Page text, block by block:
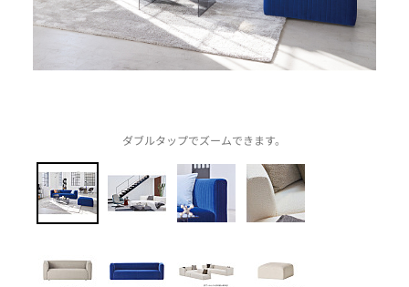
ダブルタップでズームできます。